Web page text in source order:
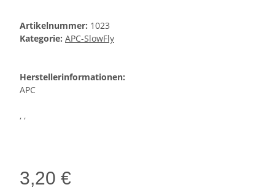
Artikelnummer: 1023
Kategorie: APC-SlowFly
Herstellerinformationen:
APC
, ,
3,20 €